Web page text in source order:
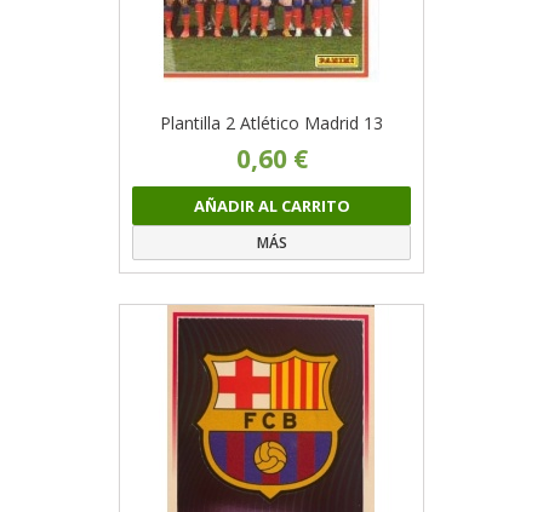
Plantilla 2 Atlético Madrid 13
0,60 €
AÑADIR AL CARRITO
MÁS